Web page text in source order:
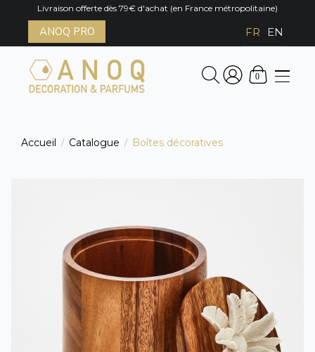
Livraison offerte dès 79€ d'achat (en France métropolitaine)
ANOQ PRO FR EN
0
Accueil / Catalogue / Boîtes décoratives